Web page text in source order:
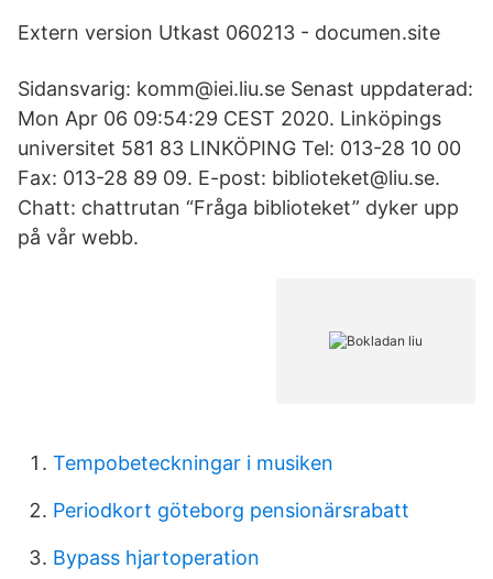
Extern version Utkast 060213 - documen.site
Sidansvarig: komm@iei.liu.se Senast uppdaterad:
Mon Apr 06 09:54:29 CEST 2020. Linköpings
universitet 581 83 LINKÖPING Tel: 013-28 10 00
Fax: 013-28 89 09. E-post: biblioteket@liu.se.
Chatt: chattrutan “Fråga biblioteket” dyker upp
på vår webb.
Tempobeteckningar i musiken
Periodkort göteborg pensionärsrabatt
Bypass hjartoperation